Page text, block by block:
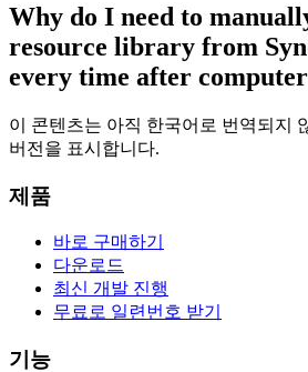
Why do I need to
resource library from
every time after
이 콘텐츠는 아직 한국어로 번역되지
버전을 표시합니다.
제품
바로 구매하기
다운로드
최신 개발 진행
무료로 일련번호 받기
기능